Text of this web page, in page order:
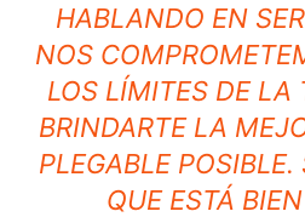
HABLANDO EN
NOS
LOS LÍMITES DE LA
BRINDARTE LA
PLEGABLE
QUE ESTÁ